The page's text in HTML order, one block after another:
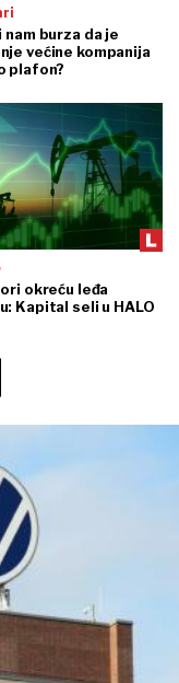
nam burza da je
većine kompanija
plafon?
okreću leđa
Kapital seli u HALO